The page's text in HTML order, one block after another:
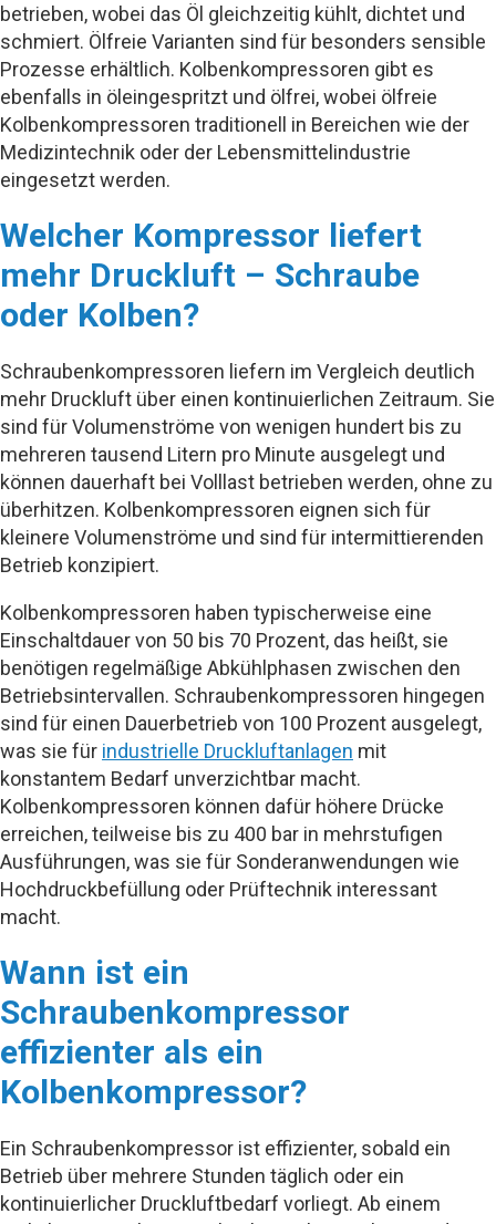
betrieben, wobei das Öl gleichzeitig kühlt, dichtet und
schmiert. Ölfreie Varianten sind für besonders sensible
Prozesse erhältlich. Kolbenkompressoren gibt es
ebenfalls in öleingespritzt und ölfrei, wobei ölfreie
Kolbenkompressoren traditionell in Bereichen wie der
Medizintechnik oder der Lebensmittelindustrie
eingesetzt werden.
Welcher Kompressor liefert
mehr Druckluft – Schraube
oder Kolben?
Schraubenkompressoren liefern im Vergleich deutlich
mehr Druckluft über einen kontinuierlichen Zeitraum. Sie
sind für Volumenströme von wenigen hundert bis zu
mehreren tausend Litern pro Minute ausgelegt und
können dauerhaft bei Volllast betrieben werden, ohne zu
überhitzen. Kolbenkompressoren eignen sich für
kleinere Volumenströme und sind für intermittierenden
Betrieb konzipiert.
Kolbenkompressoren haben typischerweise eine
Einschaltdauer von 50 bis 70 Prozent, das heißt, sie
benötigen regelmäßige Abkühlphasen zwischen den
Betriebsintervallen. Schraubenkompressoren hingegen
sind für einen Dauerbetrieb von 100 Prozent ausgelegt,
was sie für industrielle Druckluftanlagen mit
konstantem Bedarf unverzichtbar macht.
Kolbenkompressoren können dafür höhere Drücke
erreichen, teilweise bis zu 400 bar in mehrstufigen
Ausführungen, was sie für Sonderanwendungen wie
Hochdruckbefüllung oder Prüftechnik interessant
macht.
Wann ist ein
Schraubenkompressor
effizienter als ein
Kolbenkompressor?
Ein Schraubenkompressor ist effizienter, sobald ein
Betrieb über mehrere Stunden täglich oder ein
kontinuierlicher Druckluftbedarf vorliegt. Ab einem